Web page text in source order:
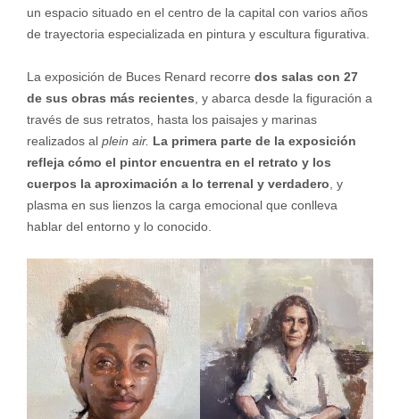
un espacio situado en el centro de la capital con varios años
de trayectoria especializada en pintura y escultura figurativa.
La exposición de Buces Renard recorre dos salas con 27
de sus obras más recientes , y abarca desde la figuración a
través de sus retratos, hasta los paisajes y marinas
realizados al plein air. La primera parte de la exposición
refleja cómo el pintor encuentra en el retrato y los
cuerpos la aproximación a lo terrenal y verdadero , y
plasma en sus lienzos la carga emocional que conlleva
hablar del entorno y lo conocido.